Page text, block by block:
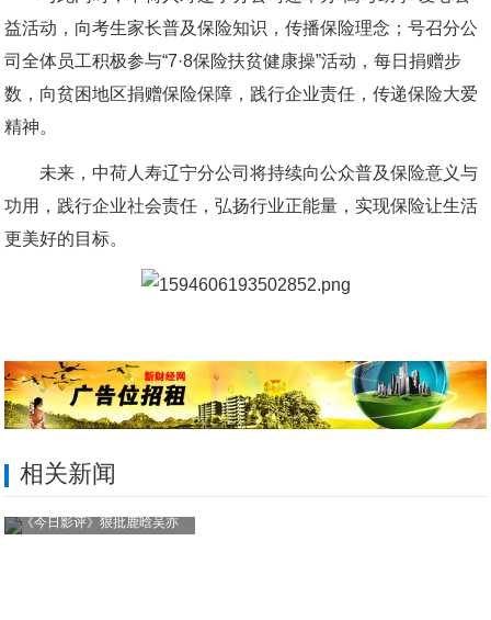
益活动，向考生家长普及保险知识，传播保险理念；号召分公
司全体员工积极参与“7·8保险扶贫健康操”活动，每日捐赠步
数，向贫困地区捐赠保险保障，践行企业责任，传递保险大爱
精神。
未来，中荷人寿辽宁分公司将持续向公众普及保险意义与
功用，践行企业社会责任，弘扬行业正能量，实现保险让生活
更美好的目标。
相关新闻
《今日影评》狠批鹿晗吴亦